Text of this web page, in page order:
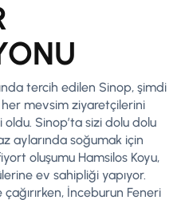
tercih edilen Sinop, şimdi
mevsim ziyaretçilerini
Sinop’ta sizi dolu dolu
aylarında soğumak için
oluşumu Hamsilos Koyu,
ev sahipliği yapıyor.
İnceburun Feneri